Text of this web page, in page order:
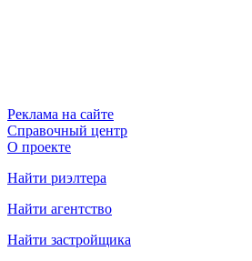
Реклама на сайте
Справочный центр
О проекте
Найти риэлтера
Найти агентство
Найти застройщика